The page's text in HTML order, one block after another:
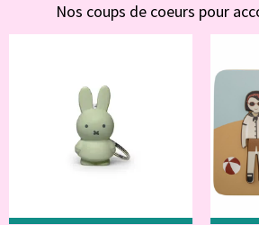
Nos coups de coeurs pour